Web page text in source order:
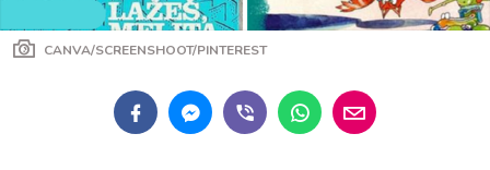
CANVA/SCREENSHOOT/PINTEREST